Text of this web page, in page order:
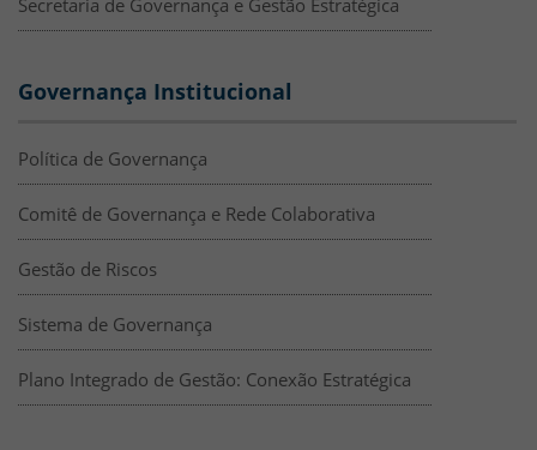
Secretaria de Governança e Gestão Estratégica
Governança Institucional
Política de Governança
Comitê de Governança e Rede Colaborativa
Gestão de Riscos
Sistema de Governança
Plano Integrado de Gestão: Conexão Estratégica